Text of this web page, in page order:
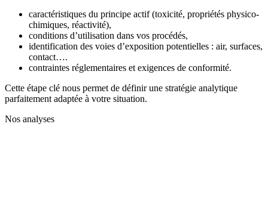
caractéristiques du principe actif (toxicité, propriétés physico-
chimiques, réactivité),
conditions d’utilisation dans vos procédés,
identification des voies d’exposition potentielles : air, surfaces,
contact….
contraintes réglementaires et exigences de conformité.
Cette étape clé nous permet de définir une stratégie analytique
parfaitement adaptée à votre situation.
Nos analyses